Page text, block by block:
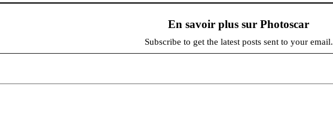
En savoir plus sur Photoscar
Subscribe to get the latest posts sent to your email.